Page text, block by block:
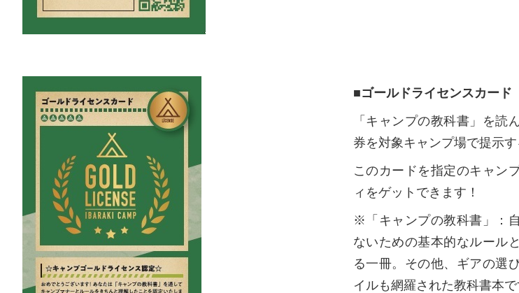
■ゴールドライセンスカード
「キャンプの教科書」を読
券を対象キャンプ場で提示す
このカードを指定のキャン
ィをゲットできます！
※「キャンプの教科書」：
ないための基本的なルール
る一冊。その他、ギアの選
イルも網羅された教科書本で